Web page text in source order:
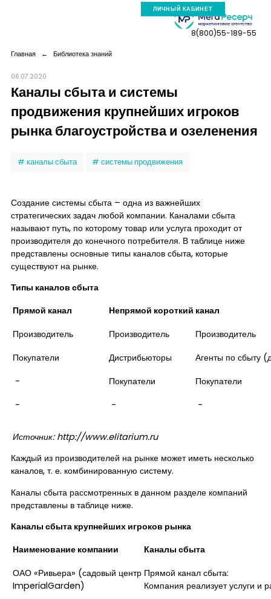
ЛИЧНЫЙ КАБИНЕТ
Компания
Услуги
Кейсы
Аналитика
8(800)55-189-55
Главная ← Библиотека знаний
06.07.2020
Каналы сбыта и системы
продвижения крупнейших игроков
рынка благоустройства и озеленения
каналы сбыта системы продвижения
Создание системы сбыта – одна из важнейших
стратегических задач любой компании. Каналами сбыта
называют путь, по которому товар или услуга проходит от
производителя до конечного потребителя. В таблице ниже
представлены основные типы каналов сбыта, которые
существуют на рынке.
Типы каналов сбыта
Прямой канал
Непрямой короткий канал
Производитель
Производитель
Производитель
Покупатели
Дистрибьюторы
Агенты по сбыту
-
Покупатели
Покупатели
-
- -
Источник: http://www.elitarium.ru
Каждый из производителей на рынке может иметь несколько
каналов, т. е. комбинированную систему.
Каналы сбыта рассмотренных в данном разделе компаний
представлены в таблице ниже.
Каналы сбыта крупнейших игроков рынка
Наименование компании
Каналы сбыта
ОАО «Ривьера» (садовый центр
ImperialGarden)
Прямой канал сбыта:
Компания реализует услуги и